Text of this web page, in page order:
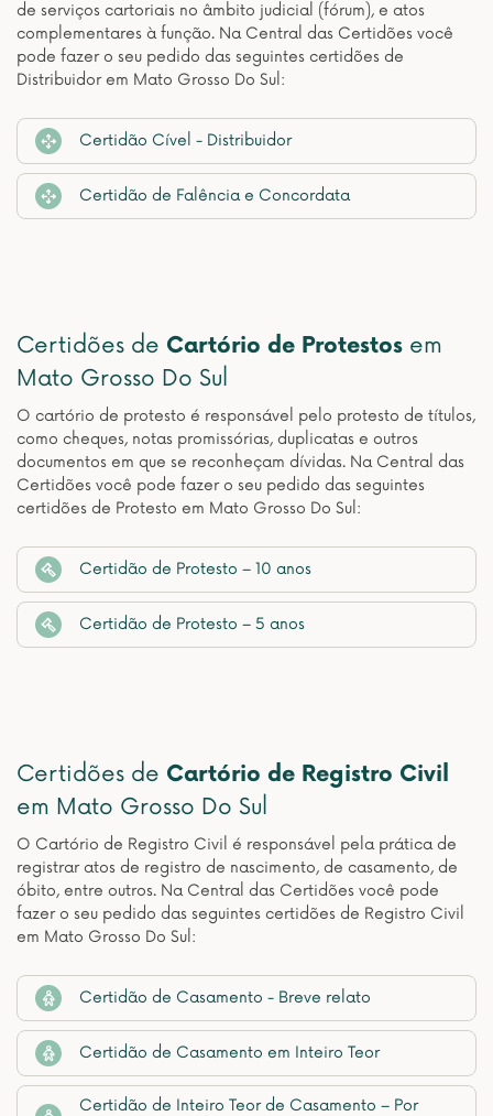
de serviços cartoriais no âmbito judicial (fórum), e atos
complementares à função. Na Central das Certidões você
pode fazer o seu pedido das seguintes certidões de
Distribuidor em Mato Grosso Do Sul:
Certidão Cível - Distribuidor
Certidão de Falência e Concordata
Certidões de Cartório de Protestos em
Mato Grosso Do Sul
O cartório de protesto é responsável pelo protesto de títulos,
como cheques, notas promissórias, duplicatas e outros
documentos em que se reconheçam dívidas. Na Central das
Certidões você pode fazer o seu pedido das seguintes
certidões de Protesto em Mato Grosso Do Sul:
Certidão de Protesto – 10 anos
Certidão de Protesto – 5 anos
Certidões de Cartório de Registro Civil
em Mato Grosso Do Sul
O Cartório de Registro Civil é responsável pela prática de
registrar atos de registro de nascimento, de casamento, de
óbito, entre outros. Na Central das Certidões você pode
fazer o seu pedido das seguintes certidões de Registro Civil
em Mato Grosso Do Sul:
Certidão de Casamento - Breve relato
Certidão de Casamento em Inteiro Teor
Certidão de Inteiro Teor de Casamento – Por